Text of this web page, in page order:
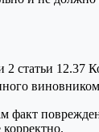
2 статьи
факт